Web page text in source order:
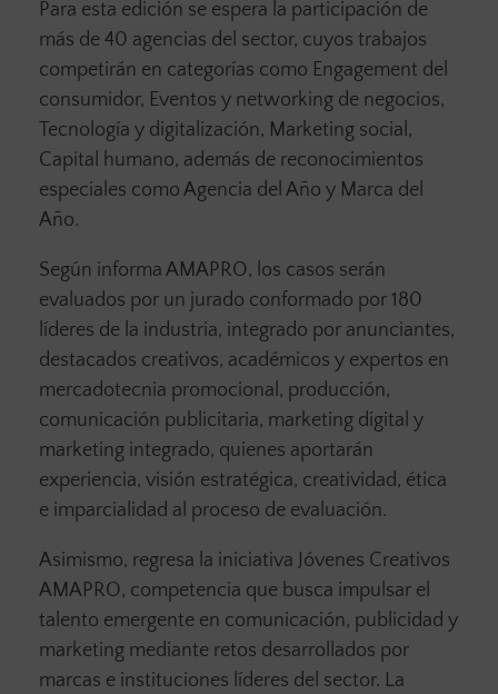
Para esta edición se espera la participación de
más de 40 agencias del sector, cuyos trabajos
competirán en categorías como Engagement del
consumidor, Eventos y networking de negocios,
Tecnología y digitalización, Marketing social,
Capital humano, además de reconocimientos
especiales como Agencia del Año y Marca del
Año.
Según informa AMAPRO, los casos serán
evaluados por un jurado conformado por 180
líderes de la industria, integrado por anunciantes,
destacados creativos, académicos y expertos en
mercadotecnia promocional, producción,
comunicación publicitaria, marketing digital y
marketing integrado, quienes aportarán
experiencia, visión estratégica, creatividad, ética
e imparcialidad al proceso de evaluación.
Asimismo, regresa la iniciativa Jóvenes Creativos
AMAPRO, competencia que busca impulsar el
talento emergente en comunicación, publicidad y
marketing mediante retos desarrollados por
marcas e instituciones líderes del sector. La